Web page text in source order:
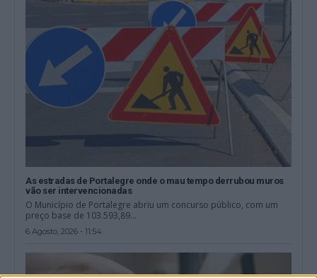
As estradas de Portalegre onde o mau tempo derrubou muros
vão ser intervencionadas
O Município de Portalegre abriu um concurso público, com um
preço base de 103.593,89...
6 Agosto, 2026 - 11:54